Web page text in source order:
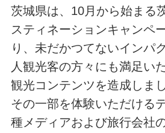
茨城県は、10月から始まる
スティネーションキャンペ
り、未だかつてないインパ
人観光客の方々にも満足い
観光コンテンツを造成しま
その一部を体験いただける
種メディアおよび旅行会社